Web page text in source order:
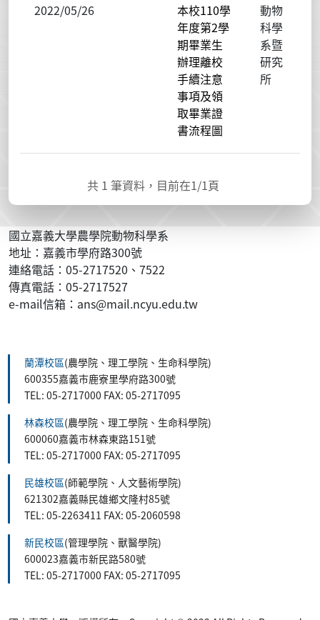
2022/05/26
本校110學
年度第2學
期畢業生
辦理離校
手續注意
事項及領
取畢業證
書流程圖
動物
科學
系暨
研究
所
共 1 筆資料，目前在1/1頁
國立嘉義大學農學院動物科學系
地址：嘉義市學府路300號
連絡電話：05-2717520、7522
傳真電話：05-2717527
e-mail信箱：ans@mail.ncyu.edu.tw
蘭潭校區(農學院、理工學院、生命科學院)
600355嘉義市鹿寮里學府路300號
TEL: 05-2717000 FAX: 05-2717095
林森校區(農學院、理工學院、生命科學院)
600060嘉義市林森東路151號
TEL: 05-2717000 FAX: 05-2717095
民雄校區(師範學院、人文藝術學院)
621302嘉義縣民雄鄉文隆村85號
TEL: 05-2263411 FAX: 05-2060598
新民校區(管理學院、獸醫學院)
600023嘉義市新民路580號
TEL: 05-2717000 FAX: 05-2717095